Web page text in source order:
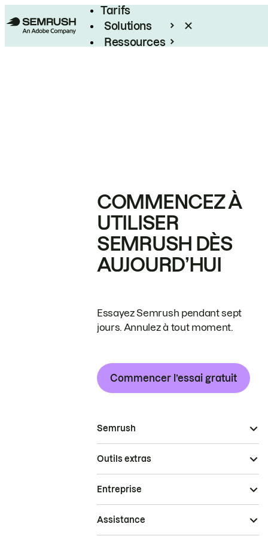
Tarifs
Solutions
Ressources
COMMENCEZ À
UTILISER
SEMRUSH DÈS
AUJOURD’HUI
Essayez Semrush pendant sept
jours. Annulez à tout moment.
Commencer l’essai gratuit
Semrush
Outils extras
Entreprise
Assistance